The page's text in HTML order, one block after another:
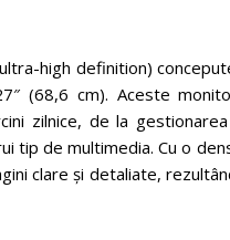
high definition)
(68,6 cm). Aceste
zilnice, de la
tip de multimedia. Cu o
clare și detaliate,